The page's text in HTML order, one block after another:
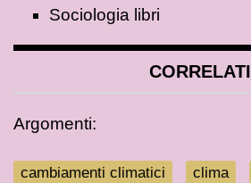
Sociologia libri
CORRELATI
Argomenti:
cambiamenti climatici clima